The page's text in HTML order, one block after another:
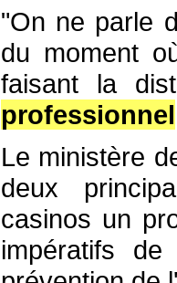
"On ne parle
du moment
faisant la
professionnel
Le ministère
deux
casinos un
impératifs